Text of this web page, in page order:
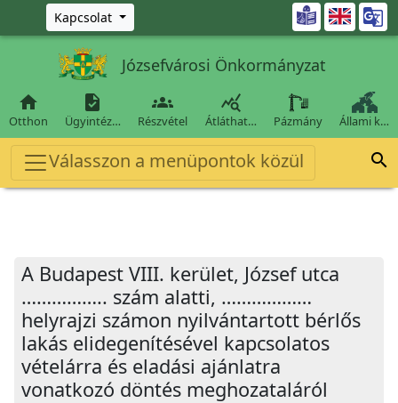
Ugrás a fő tartalomra
Kapcsolat 
Józsefvárosi Önkormányzat

Otthon

Ügyintéz…

Részvétel

Átláthat… Pázmány Állami k…
Válasszon a menüpontok közül 
A Budapest VIII. kerület, József utca
…………….. szám alatti, ………………
helyrajzi számon nyilvántartott bérlős
lakás elidegenítésével kapcsolatos
vételárra és eladási ajánlatra
vonatkozó döntés meghozataláról